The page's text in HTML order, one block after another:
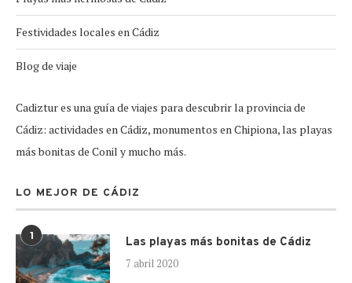
Festividades locales en Cádiz
Blog de viaje
Cadiztur es una guía de viajes para descubrir la provincia de
Cádiz: actividades en Cádiz, monumentos en Chipiona, las playas
más bonitas de Conil y mucho más.
LO MEJOR DE CÁDIZ
1 Las playas más bonitas de Cádiz
7 abril 2020